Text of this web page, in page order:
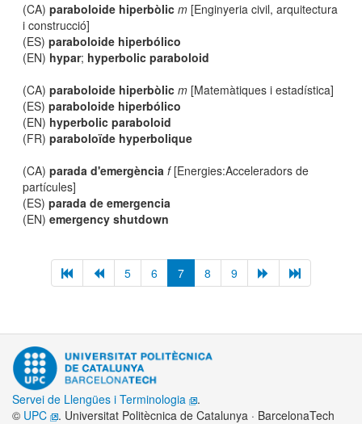
(CA)paraboloide hiperbòlic m [Enginyeria civil, arquitectura
i construcció]
(ES)paraboloide hiperbólico
(EN) hypar; hyperbolic paraboloid
(CA)paraboloide hiperbòlic m [Matemàtiques i estadística]
(ES)paraboloide hiperbólico
(EN) hyperbolic paraboloid
(FR)paraboloïde hyperbolique
(CA)parada d'emergència f[Energies:Acceleradors de
partícules]
(ES)parada de emergencia
(EN)emergency shutdown
5 6 7 8 9
Servei de Llengües i Terminologia
.
© UPC . Universitat Politècnica de Catalunya · BarcelonaTech